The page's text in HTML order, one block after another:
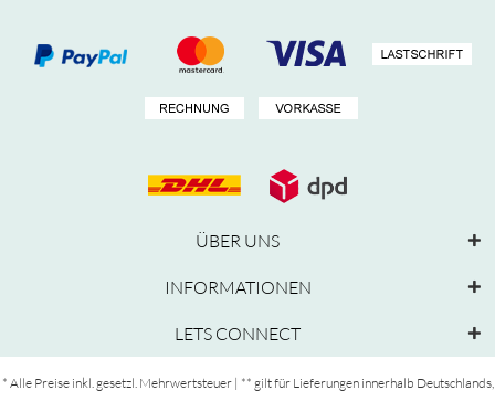
ÜBER UNS
INFORMATIONEN
LETS CONNECT
* Alle Preise inkl. gesetzl. Mehrwertsteuer | ** gilt für Lieferungen innerhalb Deutschlands,